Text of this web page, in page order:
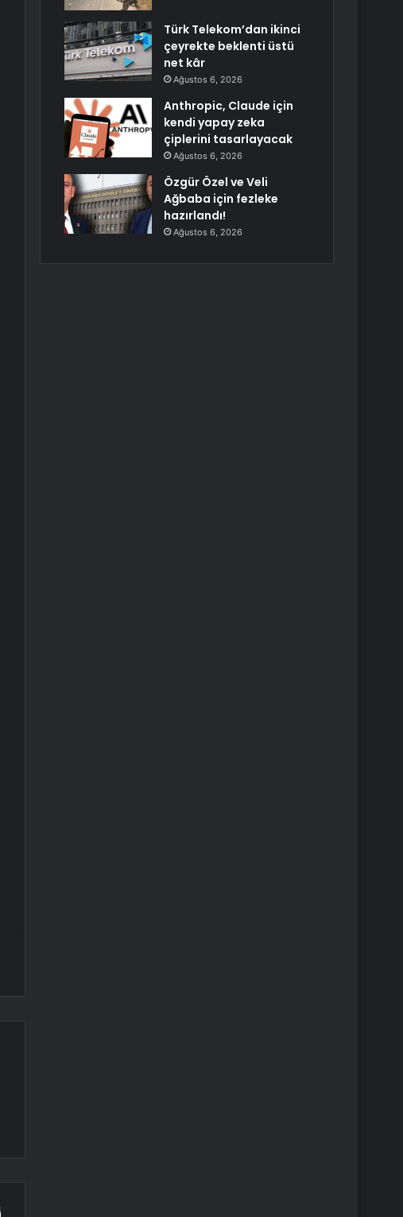
Türk Telekom’dan ikinci
çeyrekte beklenti üstü
net kâr
Ağustos 6, 2026
Anthropic, Claude için
kendi yapay zeka
çiplerini tasarlayacak
Ağustos 6, 2026
Özgür Özel ve Veli
Ağbaba için fezleke
hazırlandı!
Ağustos 6, 2026